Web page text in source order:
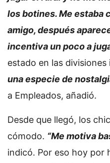
los botines. Me estaba
amigo, después
incentiva un poco a
estado en las
una especie de
a Empleados, añadió.
Desde que llegó, los
cómodo. “Me motiva
indicó. Por eso hoy por